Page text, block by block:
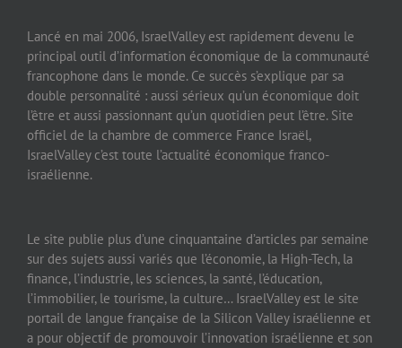
Lancé en mai 2006, IsraelValley est rapidement devenu le
principal outil d’information économique de la communauté
francophone dans le monde. Ce succès s’explique par sa
double personnalité : aussi sérieux qu’un économique doit
l’être et aussi passionnant qu’un quotidien peut l’être. Site
officiel de la chambre de commerce France Israël,
IsraelValley c’est toute l’actualité économique franco-
israélienne.
Le site publie plus d’une cinquantaine d’articles par semaine
sur des sujets aussi variés que l’économie, la High-Tech, la
finance, l’industrie, les sciences, la santé, l’éducation,
l’immobilier, le tourisme, la culture… IsraelValley est le site
portail de langue française de la Silicon Valley israélienne et
a pour objectif de promouvoir l’innovation israélienne et son